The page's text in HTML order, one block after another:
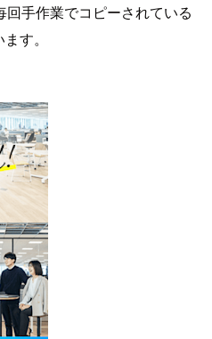
手作業でコピーされている
す。